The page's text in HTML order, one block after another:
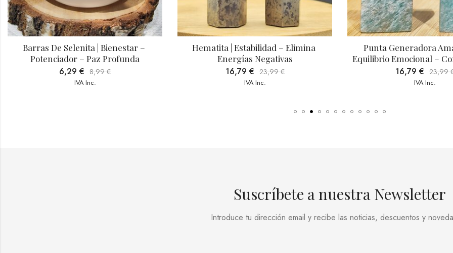
Hematita | Estabilidad – Elimina
Energías Negativas
16,79€ 23,99
IVA Inc.
Punta Generadora Amazonita |
Equilibrio Emocional – Comunicación
16,79€ 23,99€
IVA Inc.
Calcita Azul Masivo |
Comunicación –
4,89€ 6,99
IVA Inc.
Suscríbete a nuestra Newsletter
Introduce tu dirección email y recibe las noticias, descuentos y